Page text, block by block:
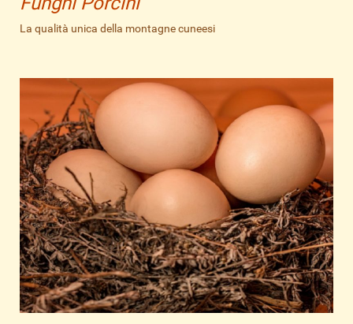
La qualità unica della montagne cuneesi